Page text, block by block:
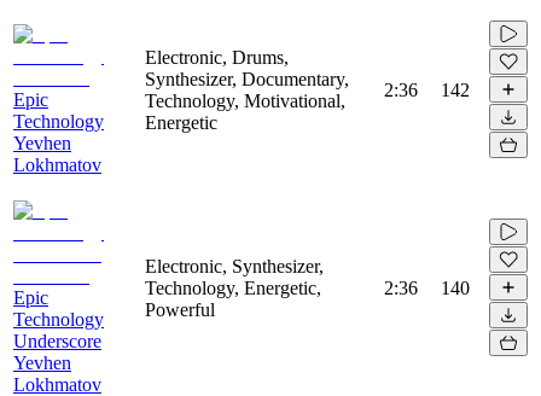
Epic
Technology
Yevhen
Lokhmatov
Electronic, Drums,
Synthesizer, Documentary,
Technology, Motivational,
Energetic
2:36 142
Epic
Technology
Underscore
Yevhen
Lokhmatov
Electronic, Synthesizer,
Technology, Energetic,
Powerful
2:36 140